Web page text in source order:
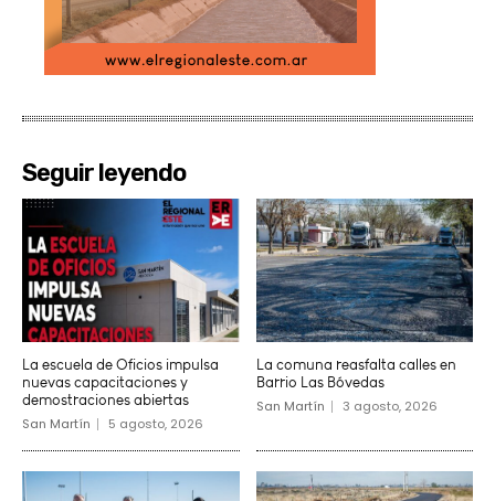
Seguir leyendo
La escuela de Oficios impulsa
nuevas capacitaciones y
demostraciones abiertas
San Martín 5 agosto, 2026
La comuna reasfalta calles en
Barrio Las Bóvedas
San Martín 3 agosto, 2026